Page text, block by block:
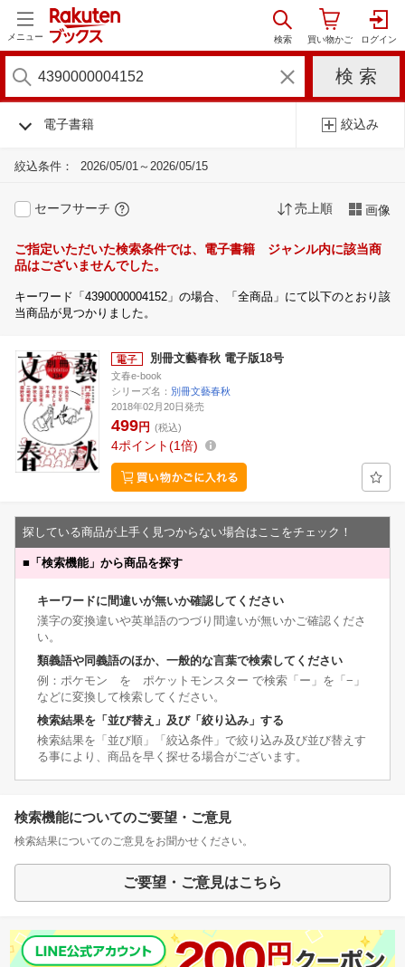
メニュー
電子書籍 絞込み
絞込条件： 2026/05/01～2026/05/15
セーフサーチ 売上順 画像
ご指定いただいた検索条件では、電子書籍 ジャンル内に該当商
品はございませんでした。
キーワード「4390000004152」の場合、「全商品」にて以下のとおり該
当商品が見つかりました。
別冊文藝春秋 電子版18号
文春e-book
シリーズ名： 別冊文藝春秋
2018年02月20日発売
499円 (税込)
4ポイント 1倍
探している商品が上手く見つからない場合はここをチェック！
■ 「検索機能」から商品を探す
キーワードに間違いが無いか確認してください
漢字の変換違いや英単語のつづり間違いが無いかご確認くださ
い。
類義語や同義語のほか、一般的な言葉で検索してください
例：ポケモン を ポケットモンスター で検索「ー」を「−」
などに変換して検索してください。
検索結果を「並び替え」及び「絞り込み」する
検索結果を「並び順」「絞込条件」で絞り込み及び並び替えす
る事により、商品を早く探せる場合がございます。
検索機能についてのご要望・ご意見
検索結果についてのご意見をお聞かせください。
ご要望・ご意見はこちら